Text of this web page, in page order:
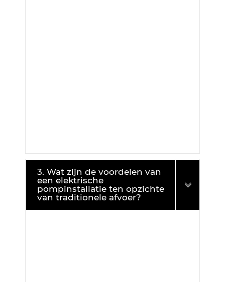
3. Wat zijn de voordelen van
een elektrische
pompinstallatie ten opzichte
van traditionele afvoer?